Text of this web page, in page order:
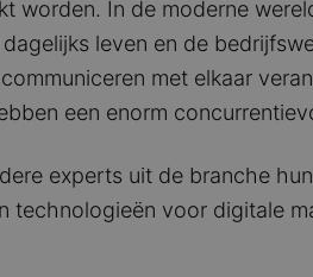
worden. In de moderne
leven en de
met elkaar
een enorm
experts uit de branche
technologieën voor digitale